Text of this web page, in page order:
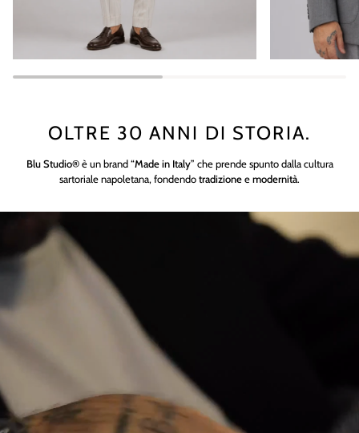
OLTRE 30 ANNI DI STORIA.
Blu Studio®è un brand “Made in Italy” che prende spunto dalla cultura
sartoriale napoletana, fondendotradizioneemodernità.